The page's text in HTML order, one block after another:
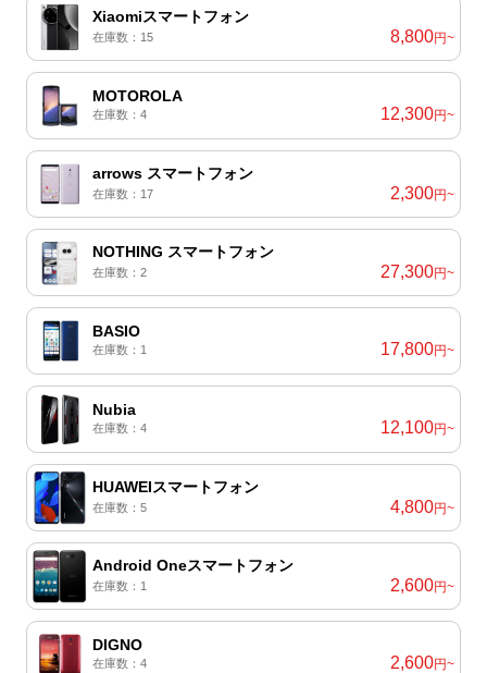
Xiaomiスマートフォン
在庫数：15 8,800円~
MOTOROLA
在庫数：4 12,300円~
arrows スマートフォン
在庫数：17 2,300円~
NOTHING スマートフォン
在庫数：2 27,300円~
BASIO
在庫数：1 17,800円~
Nubia
在庫数：4 12,100円~
HUAWEIスマートフォン
在庫数：5 4,800円~
Android Oneスマートフォン
在庫数：1 2,600円~
DIGNO
在庫数：4 2,600円~